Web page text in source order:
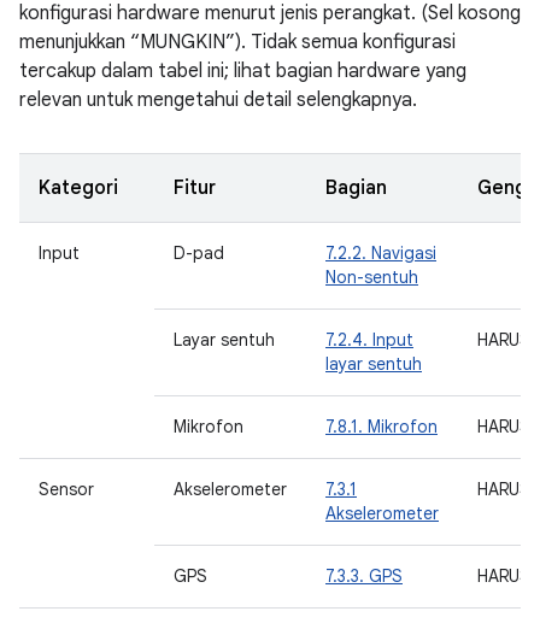
konfigurasi hardware menurut jenis perangkat. (Sel kosong
menunjukkan “MUNGKIN”). Tidak semua konfigurasi
tercakup dalam tabel ini; lihat bagian hardware yang
relevan untuk mengetahui detail selengkapnya.
Kategori Fitur Bagian
Input D-pad
7.2.2. Navigasi
Non-sentuh
Layar sentuh
7.2.4. Input
layar sentuh
HARUS
Mikrofon 7.8.1. Mikrofon HARUS
Sensor Akselerometer
7.3.1
Akselerometer
HARUS
GPS 7.3.3. GPS HARUS